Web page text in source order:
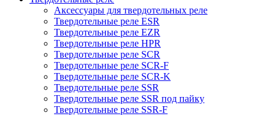
Аксессуары для твердотельных реле
Твердотельные реле ESR
Твердотельные реле EZR
Твердотельные реле HPR
Твердотельные реле SCR
Твердотельные реле SCR-F
Твердотельные реле SCR-K
Твердотельные реле SSR
Твердотельные реле SSR под пайку
Твердотельные реле SSR-F